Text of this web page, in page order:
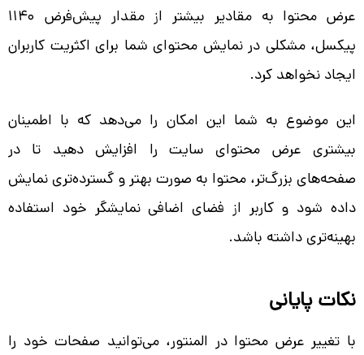
عرض محتوا به مقادیر بیشتر از مقدار پیش‌فرض 1140
پیکسل، مشکلی در نمایش محتوای شما برای اکثریت کاربران
ایجاد نخواهد کرد.
این موضوع به شما این امکان را می‌دهد که با اطمینان
بیشتری عرض محتوای سایت را افزایش دهید تا در
صفحه‌های بزرگ‌تر، محتوا به صورت بهتر و گسترده‌تری نمایش
داده شود و کاربر از فضای اضافی نمایشگر خود استفاده
بهینه‌تری داشته باشد.
نکات پایانی
با تغییر عرض محتوا در المنتور، می‌توانید صفحات خود را